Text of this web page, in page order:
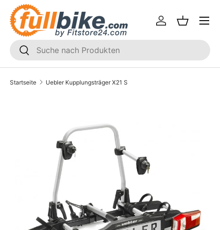
Direkt zum Inhalt
SUCHEN
Suchen
Einloggen
Menü
Startseite Uebler Kupplungsträger X21 S